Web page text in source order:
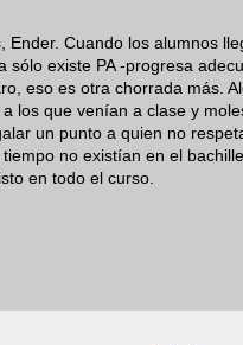
Ender. Cuando los alumnos
sólo existe PA -progresa
eso es otra chorrada más.
los que venían a clase y
un punto a quien no
no existían en el
en todo el curso.